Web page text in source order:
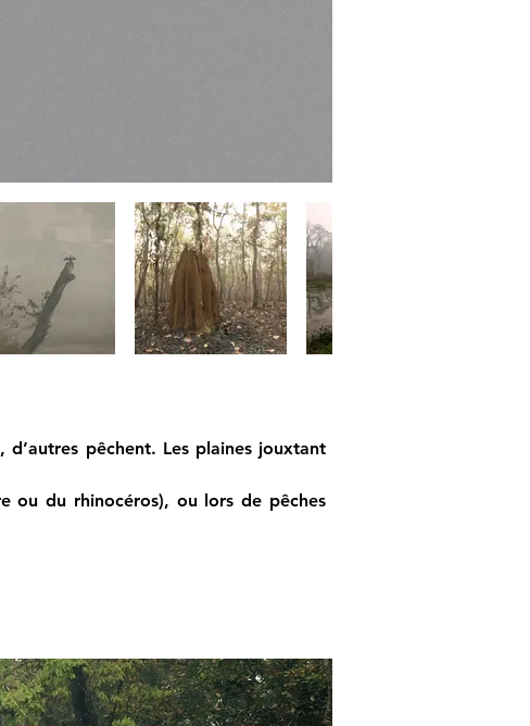
pêchent. Les plaines jouxtant
ou du rhinocéros), ou lors de pêches